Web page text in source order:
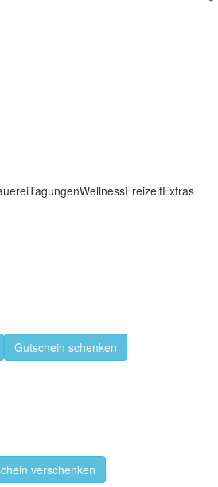
TagungenWellnessFreizeitExtras
Gutschein schenken
verschenken